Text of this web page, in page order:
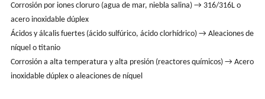
Corrosión por iones cloruro (agua de mar, niebla salina) → 316/316L o
acero inoxidable dúplex
Ácidos y álcalis fuertes (ácido sulfúrico, ácido clorhídrico) → Aleaciones de
níquel o titanio
Corrosión a alta temperatura y alta presión (reactores químicos) → Acero
inoxidable dúplex o aleaciones de níquel